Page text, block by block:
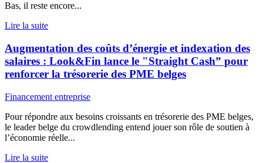
Bas, il reste encore...
Lire la suite
Augmentation des coûts d’énergie et indexation des
salaires : Look&Fin lance le "Straight Cash” pour
renforcer la trésorerie des PME belges
Financement entreprise
Pour répondre aux besoins croissants en trésorerie des PME belges,
le leader belge du crowdlending entend jouer son rôle de soutien à
l’économie réelle...
Lire la suite